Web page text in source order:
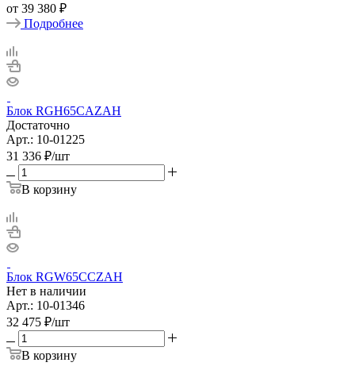
от 39 380 ₽
Подробнее
Блок RGH65CAZAH
Достаточно
Арт.: 10-01225
31 336 ₽/шт
В корзину
Блок RGW65CCZAH
Нет в наличии
Арт.: 10-01346
32 475 ₽/шт
В корзину